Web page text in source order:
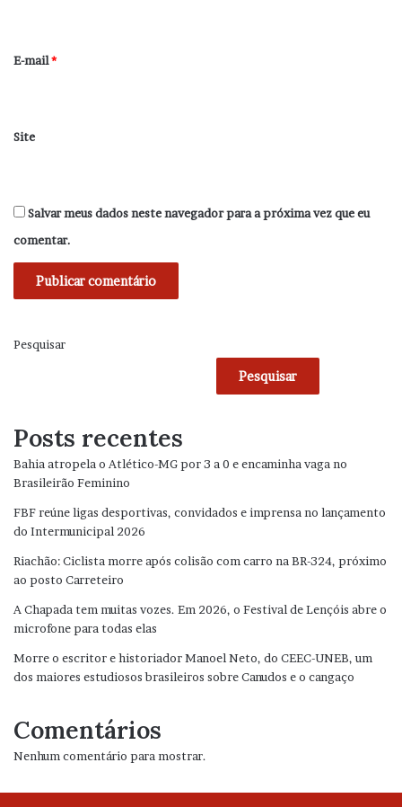
*
E-mail*
Site
Salvar meus dados neste navegador para a próxima vez que eu
comentar.
Pesquisar
Pesquisar
Posts recentes
Bahia atropela o Atlético-MG por 3 a 0 e encaminha vaga no
Brasileirão Feminino
FBF reúne ligas desportivas, convidados e imprensa no lançamento
do Intermunicipal 2026
Riachão: Ciclista morre após colisão com carro na BR-324, próximo
ao posto Carreteiro
A Chapada tem muitas vozes. Em 2026, o Festival de Lençóis abre o
microfone para todas elas
Morre o escritor e historiador Manoel Neto, do CEEC-UNEB, um
dos maiores estudiosos brasileiros sobre Canudos e o cangaço
Comentários
Nenhum comentário para mostrar.